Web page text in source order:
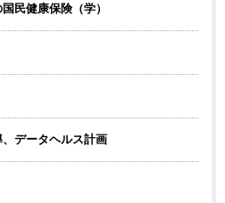
民健康保険（学）
データヘルス計画